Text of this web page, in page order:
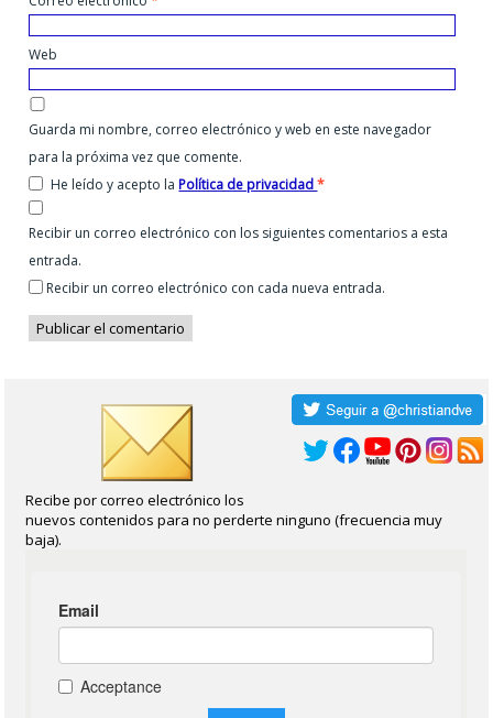
Web
Guarda mi nombre, correo electrónico y web en este navegador
para la próxima vez que comente.
He leído y acepto laPolítica de privacidad*
Recibir un correo electrónico con los siguientes comentarios a esta
entrada.
Recibir un correo electrónico con cada nueva entrada.
Recibe por correo electrónico los
nuevos contenidos para no perderte ninguno (frecuencia muy
baja).